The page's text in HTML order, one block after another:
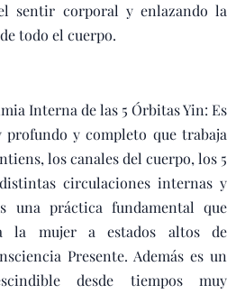
sentir corporal y enlazando la
todo el cuerpo.
Interna de las 5 Órbitas Yin: Es
profundo y completo que trabaja
los canales del cuerpo, los 5
circulaciones internas y
una práctica fundamental que
la mujer a estados altos de
Presente. Además es un
desde tiempos muy